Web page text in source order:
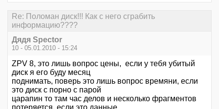
Re: Поломан диск!!! Как с него сграбить
информацию????
Дядя Speсtor
10 - 05.01.2010 - 15:24
ZPV 8, это лишь вопрос цены, если у тебя убитый
диск я его буду месяц
поднимать, поверь это лишь вопрос времяни, если
это диск с порно с парой
царапин то там час делов и несколько фрагментов